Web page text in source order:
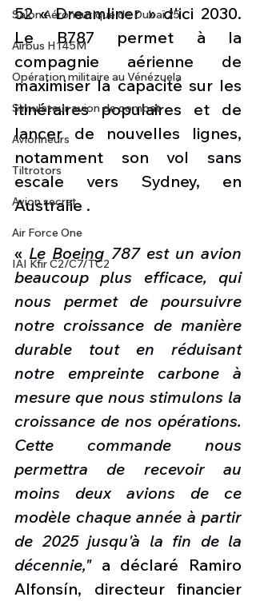
Salon Aéronautique de Dubaï 25
Airbus H145M
Opération militaire au Vénézuela
Simulateur avion de combat
Avionneurs
Tiltrotors
Avion secret
Air Force One
IAI Kfir C2/C7/TC2
52 « Dreamliner » d'ici 2030.
Le B787 permet à la
compagnie aérienne de
maximiser la capacité sur les
itinéraires populaires et de
lancer de nouvelles lignes,
notamment son vol sans
escale vers Sydney, en
Australie .
« Le Boeing 787 est un avion
beaucoup plus efficace, qui
nous permet de poursuivre
notre croissance de manière
durable tout en réduisant
notre empreinte carbone à
mesure que nous stimulons la
croissance de nos opérations.
Cette commande nous
permettra de recevoir au
moins deux avions de ce
modèle chaque année à partir
de 2025 jusqu'à la fin de la
décennie," a déclaré Ramiro
Alfonsín, directeur financier